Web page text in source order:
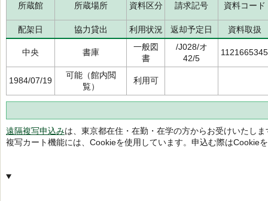
所蔵館 所蔵場所 資料区分 請求記号 資料コード
配架日 協力貸出 利用状況 返却予定日 資料取扱
中央 書庫
一般図
書
/J028/オ
42/5
1121665345
1984/07/19
可能（館内閲
覧）
利用可
遠隔複写申込みは、東京都在住・在勤・在学の方からお受けいたしま
複写カート機能には、Cookieを使用しています。申込む際はCookie